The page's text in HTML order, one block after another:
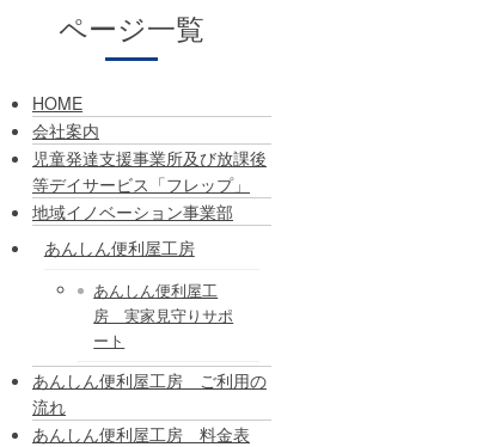
ページ一覧
HOME
会社案内
児童発達支援事業所及び放課後
等デイサービス「フレップ」
地域イノベーション事業部
あんしん便利屋工房
あんしん便利屋工
房 実家見守りサポ
ート
あんしん便利屋工房 ご利用の
流れ
あんしん便利屋工房 料金表